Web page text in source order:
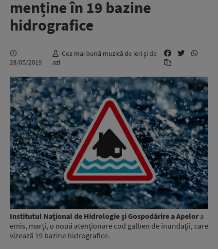
menține în 19 bazine
hidrografice
28/05/2019
Cea mai bună muzică de ieri și de
azi
Institutul Naţional de Hidrologie şi Gospodărire a Apelora
emis, marţi, o nouă atenţionare cod galben de inundaţii, care
vizează 19 bazine hidrografice.